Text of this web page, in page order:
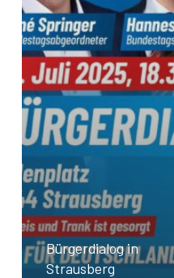
Bürgerdialog in
Strausberg